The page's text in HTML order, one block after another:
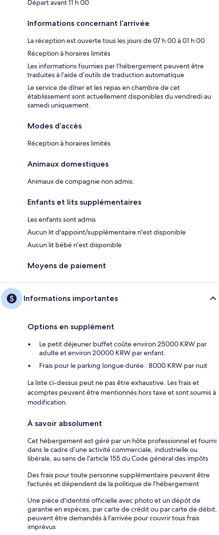
Départ avant 11 h 00
Informations concernant l’arrivée
La réception est ouverte tous les jours de 07 h 00 à 01 h 00
Réception à horaires limités
Les informations fournies par l’hébergement peuvent être
traduites à l’aide d’outils de traduction automatique
Le service de dîner et les repas en chambre de cet
établissement sont actuellement disponibles du vendredi au
samedi uniquement.
Modes d’accès
Réception à horaires limités
Animaux domestiques
Animaux de compagnie non admis.
Enfants et lits supplémentaires
Les enfants sont admis
Aucun lit d'appoint/supplémentaire n'est disponible
Aucun lit bébé n'est disponible
Moyens de paiement
Informations importantes
Options en supplément
Le petit déjeuner buffet coûte environ 25000 KRW par
adulte et environ 20000 KRW par enfant.
Frais pour le parking longue durée : 8000 KRW par nuit
La liste ci-dessus peut ne pas être exhaustive. Les frais et
acomptes peuvent être mentionnés hors taxe et sont soumis à
modification.
À savoir absolument
Cet hébergement est géré par un hôte professionnel et fourni
dans le cadre d’une activité commerciale, industrielle ou
libérale, au sens de l’article 155 du Code général des impôts
Des frais pour toute personne supplémentaire peuvent être
facturés et dépendent de la politique de l'hébergement
Une pièce d'identité officielle avec photo et un dépôt de
garantie en espèces, par carte de crédit ou par carte de débit,
peuvent être demandés à l'arrivée pour couvrir tous frais
imprévus